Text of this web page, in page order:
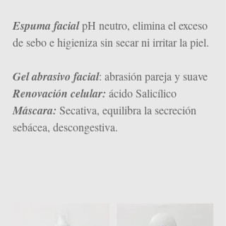
Espuma facial pH neutro, elimina el exceso
de sebo e higieniza sin secar ni irritar la piel.
Gel abrasivo facial: abrasión pareja y suave
Renovación celular: ácido Salicílico
Máscara: Secativa, equilibra la secreción
sebácea, descongestiva.